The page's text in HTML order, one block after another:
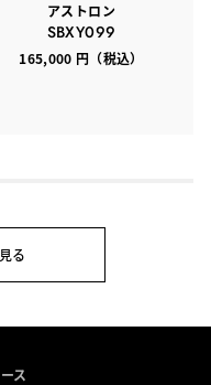
アストロン
SBXY099
165,000 円（税込）
る
ス